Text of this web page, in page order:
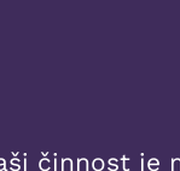
činnost je